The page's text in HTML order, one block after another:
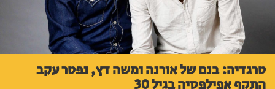
טרגדיה: בנם של אורנה ומשה דץ, נפטר עקב